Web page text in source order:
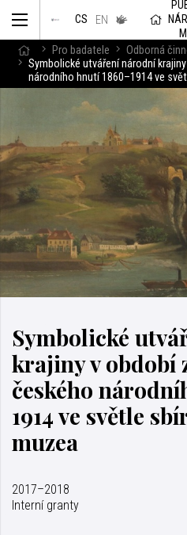
CS EN
v českém
jazyce
Pro badatele
Odborná
Symbolické utváření národní
národního hnutí 1860–1914 ve
Symbolické
krajiny v období
českého
1914 ve světle
muzea
2017–2018
Interní granty